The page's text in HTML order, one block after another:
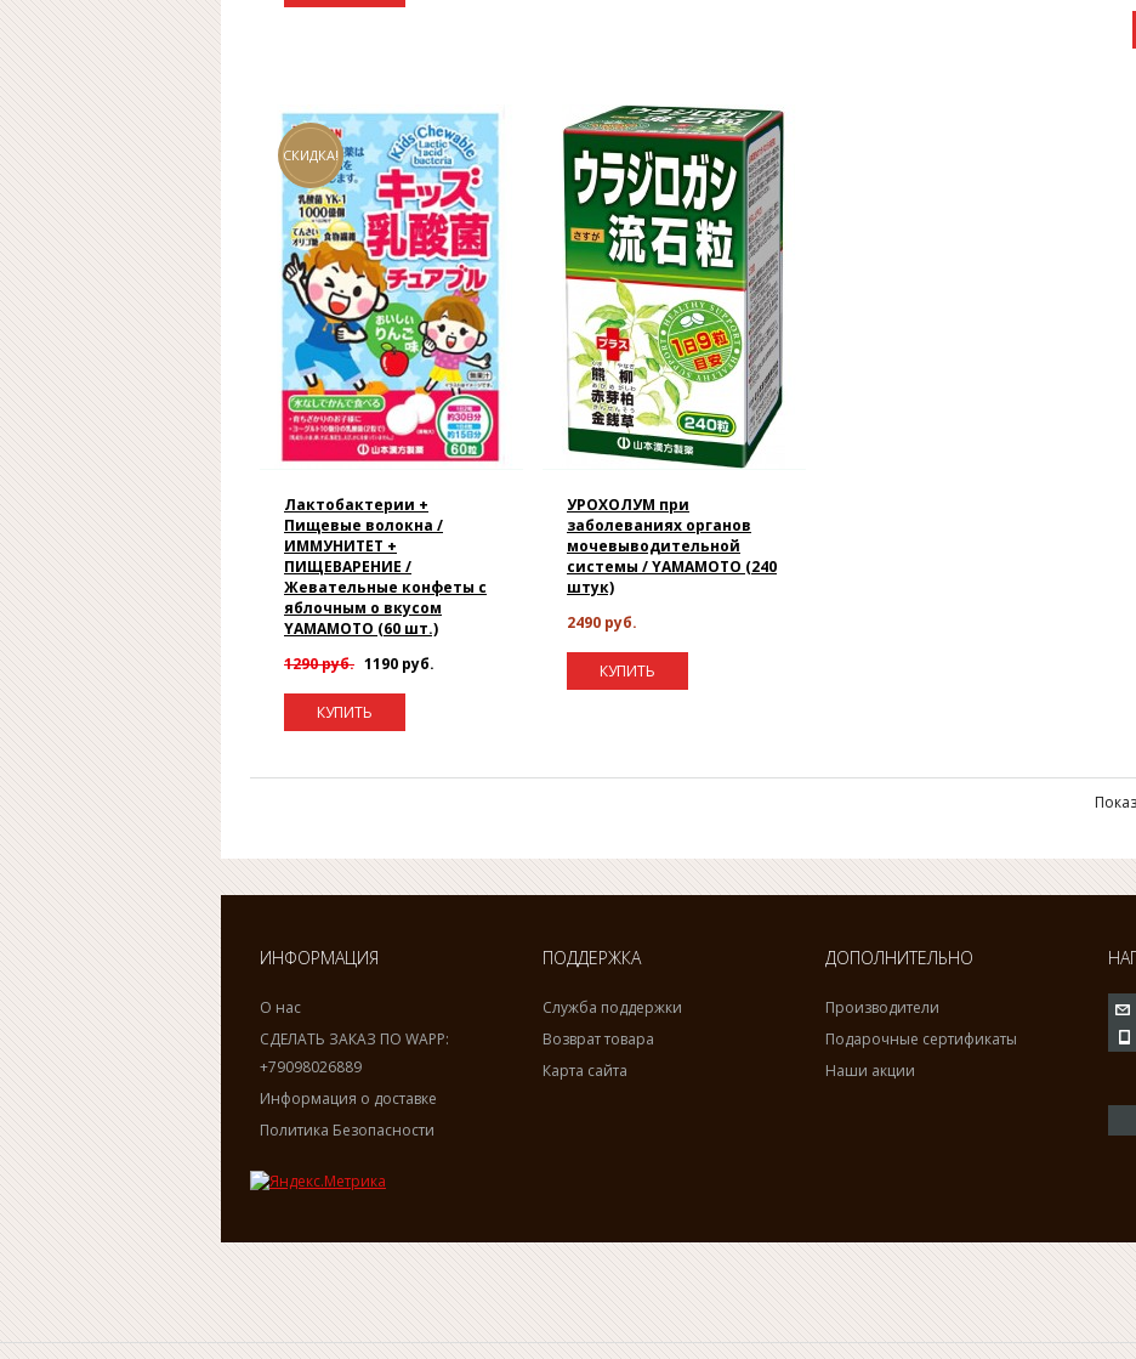
СКИДКА!
Лактобактерии +
Пищевые волокна /
ИММУНИТЕТ +
ПИЩЕВАРЕНИЕ /
Жевательные конфеты с
яблочным о вкусом
YAMAMOTO (60 шт.)
1290 руб. 1190 руб.
КУПИТЬ
УРОХОЛУМ при
заболеваниях органов
мочевыводительной
системы / YAMAMOTO (240
штук)
2490 руб.
КУПИТЬ
ИНФОРМАЦИЯ
О нас
СДЕЛАТЬ ЗАКАЗ ПО WAPP:
+79098026889
Информация о доставке
Политика Безопасности
ПОДДЕРЖКА
Служба поддержки
Возврат товара
Карта сайта
ДОПОЛНИТЕЛЬНО
Производители
Подарочные сертификаты
Наши акции